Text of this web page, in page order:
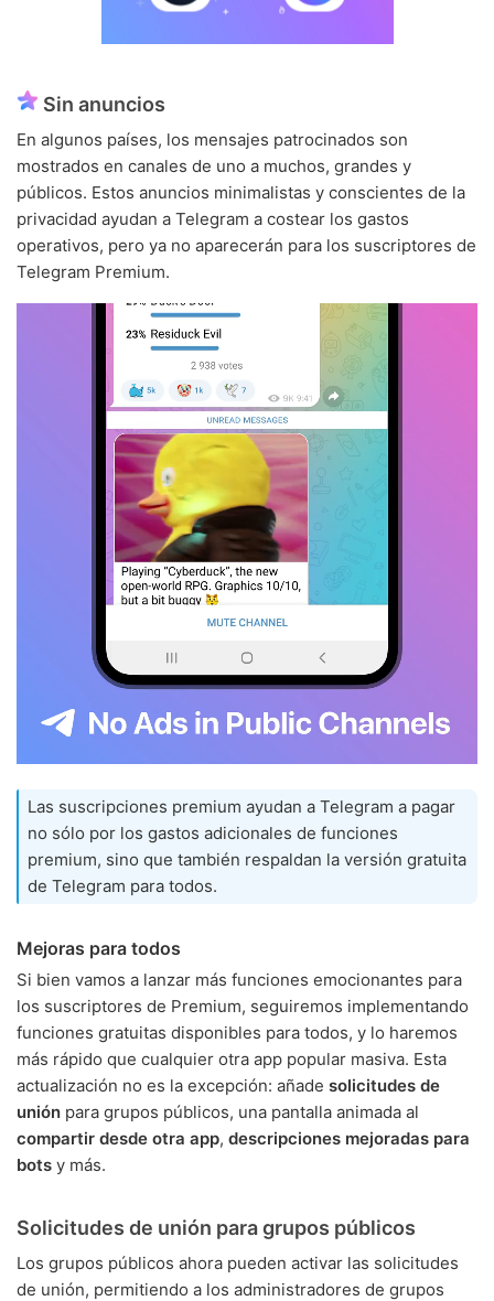
Sin anuncios
En algunos países, los mensajes patrocinados son
mostrados en canales de uno a muchos, grandes y
públicos. Estos anuncios minimalistas y conscientes de la
privacidad ayudan a Telegram a costear los gastos
operativos, pero ya no aparecerán para los suscriptores de
Telegram Premium.
Las suscripciones premium ayudan a Telegram a pagar
no sólo por los gastos adicionales de funciones
premium, sino que también respaldan la versión gratuita
de Telegram para todos.
Mejoras para todos
Si bien vamos a lanzar más funciones emocionantes para
los suscriptores de Premium, seguiremos implementando
funciones gratuitas disponibles para todos, y lo haremos
más rápido que cualquier otra app popular masiva. Esta
actualización no es la excepción: añade solicitudes de
unión para grupos públicos, una pantalla animada al
compartir desde otra app, descripciones mejoradas para
bots y más.
Solicitudes de unión para grupos públicos
Los grupos públicos ahora pueden activar las solicitudes
de unión, permitiendo a los administradores de grupos